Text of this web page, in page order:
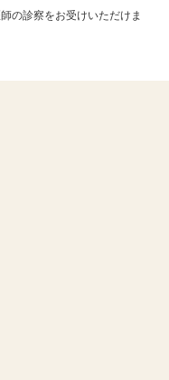
の診察をお受けいただけま